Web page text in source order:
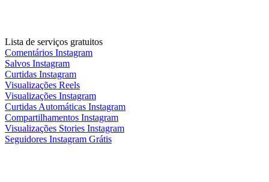
Lista de serviços gratuitos
Comentários Instagram
Salvos Instagram
Curtidas Instagram
Visualizações Reels
Visualizações Instagram
Curtidas Automáticas Instagram
Compartilhamentos Instagram
Visualizações Stories Instagram
Seguidores Instagram Grátis